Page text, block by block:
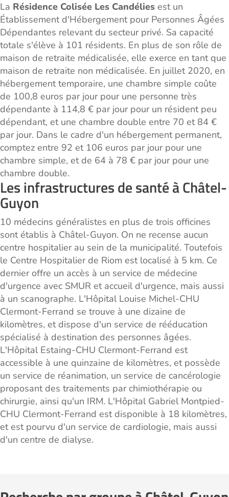
La Résidence Colisée Les Candélies est un
Établissement d'Hébergement pour Personnes Âgées
Dépendantes relevant du secteur privé. Sa capacité
totale s'élève à 101 résidents. En plus de son rôle de
maison de retraite médicalisée, elle exerce en tant que
maison de retraite non médicalisée. En juillet 2020, en
hébergement temporaire, une chambre simple coûte
de 100,8 euros par jour pour une personne très
dépendante à 114,8 € par jour pour un résident peu
dépendant, et une chambre double entre 70 et 84 €
par jour. Dans le cadre d'un hébergement permanent,
comptez entre 92 et 106 euros par jour pour une
chambre simple, et de 64 à 78 € par jour pour une
chambre double.
Les infrastructures de santé à Châtel-
Guyon
10 médecins généralistes en plus de trois officines
sont établis à Châtel-Guyon. On ne recense aucun
centre hospitalier au sein de la municipalité. Toutefois
le Centre Hospitalier de Riom est localisé à 5 km. Ce
dernier offre un accès à un service de médecine
d'urgence avec SMUR et accueil d'urgence, mais aussi
à un scanographe. L'Hôpital Louise Michel-CHU
Clermont-Ferrand se trouve à une dizaine de
kilomètres, et dispose d'un service de rééducation
spécialisé à destination des personnes âgées.
L'Hôpital Estaing-CHU Clermont-Ferrand est
accessible à une quinzaine de kilomètres, et possède
un service de réanimation, un service de cancérologie
proposant des traitements par chimiothérapie ou
chirurgie, ainsi qu'un IRM. L'Hôpital Gabriel Montpied-
CHU Clermont-Ferrand est disponible à 18 kilomètres,
et est pourvu d'un service de cardiologie, mais aussi
d'un centre de dialyse.